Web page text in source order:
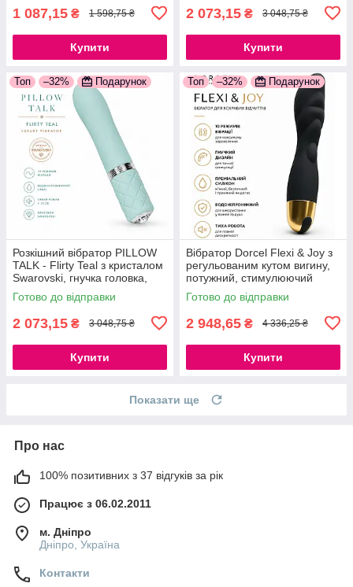
1 087,15 ₴ 1 598,75 ₴
Купити
2 073,15 ₴ 3 048,75 ₴
Купити
Топ –32% Подарунок
Розкішний вібратор PILLOW
TALK - Flirty Teal з кристалом
Swarovski, гнучка головка,
м'який силікон, USB-кабель
Готово до відправки
2 073,15 ₴ 3 048,75 ₴
Купити
Топ –32% Подарунок
Вібратор Dorcel Flexi & Joy з
регульованим кутом вигину,
потужний, стимулюючий
рельєф, 2 мотора, USB-
кабель для зарядки
Готово до відправки
2 948,65 ₴ 4 336,25 ₴
Купити
Показати ще
Про нас
100% позитивних з 37 відгуків за рік
Працює з 06.02.2011
м. Дніпро
Дніпро, Україна
Контакти